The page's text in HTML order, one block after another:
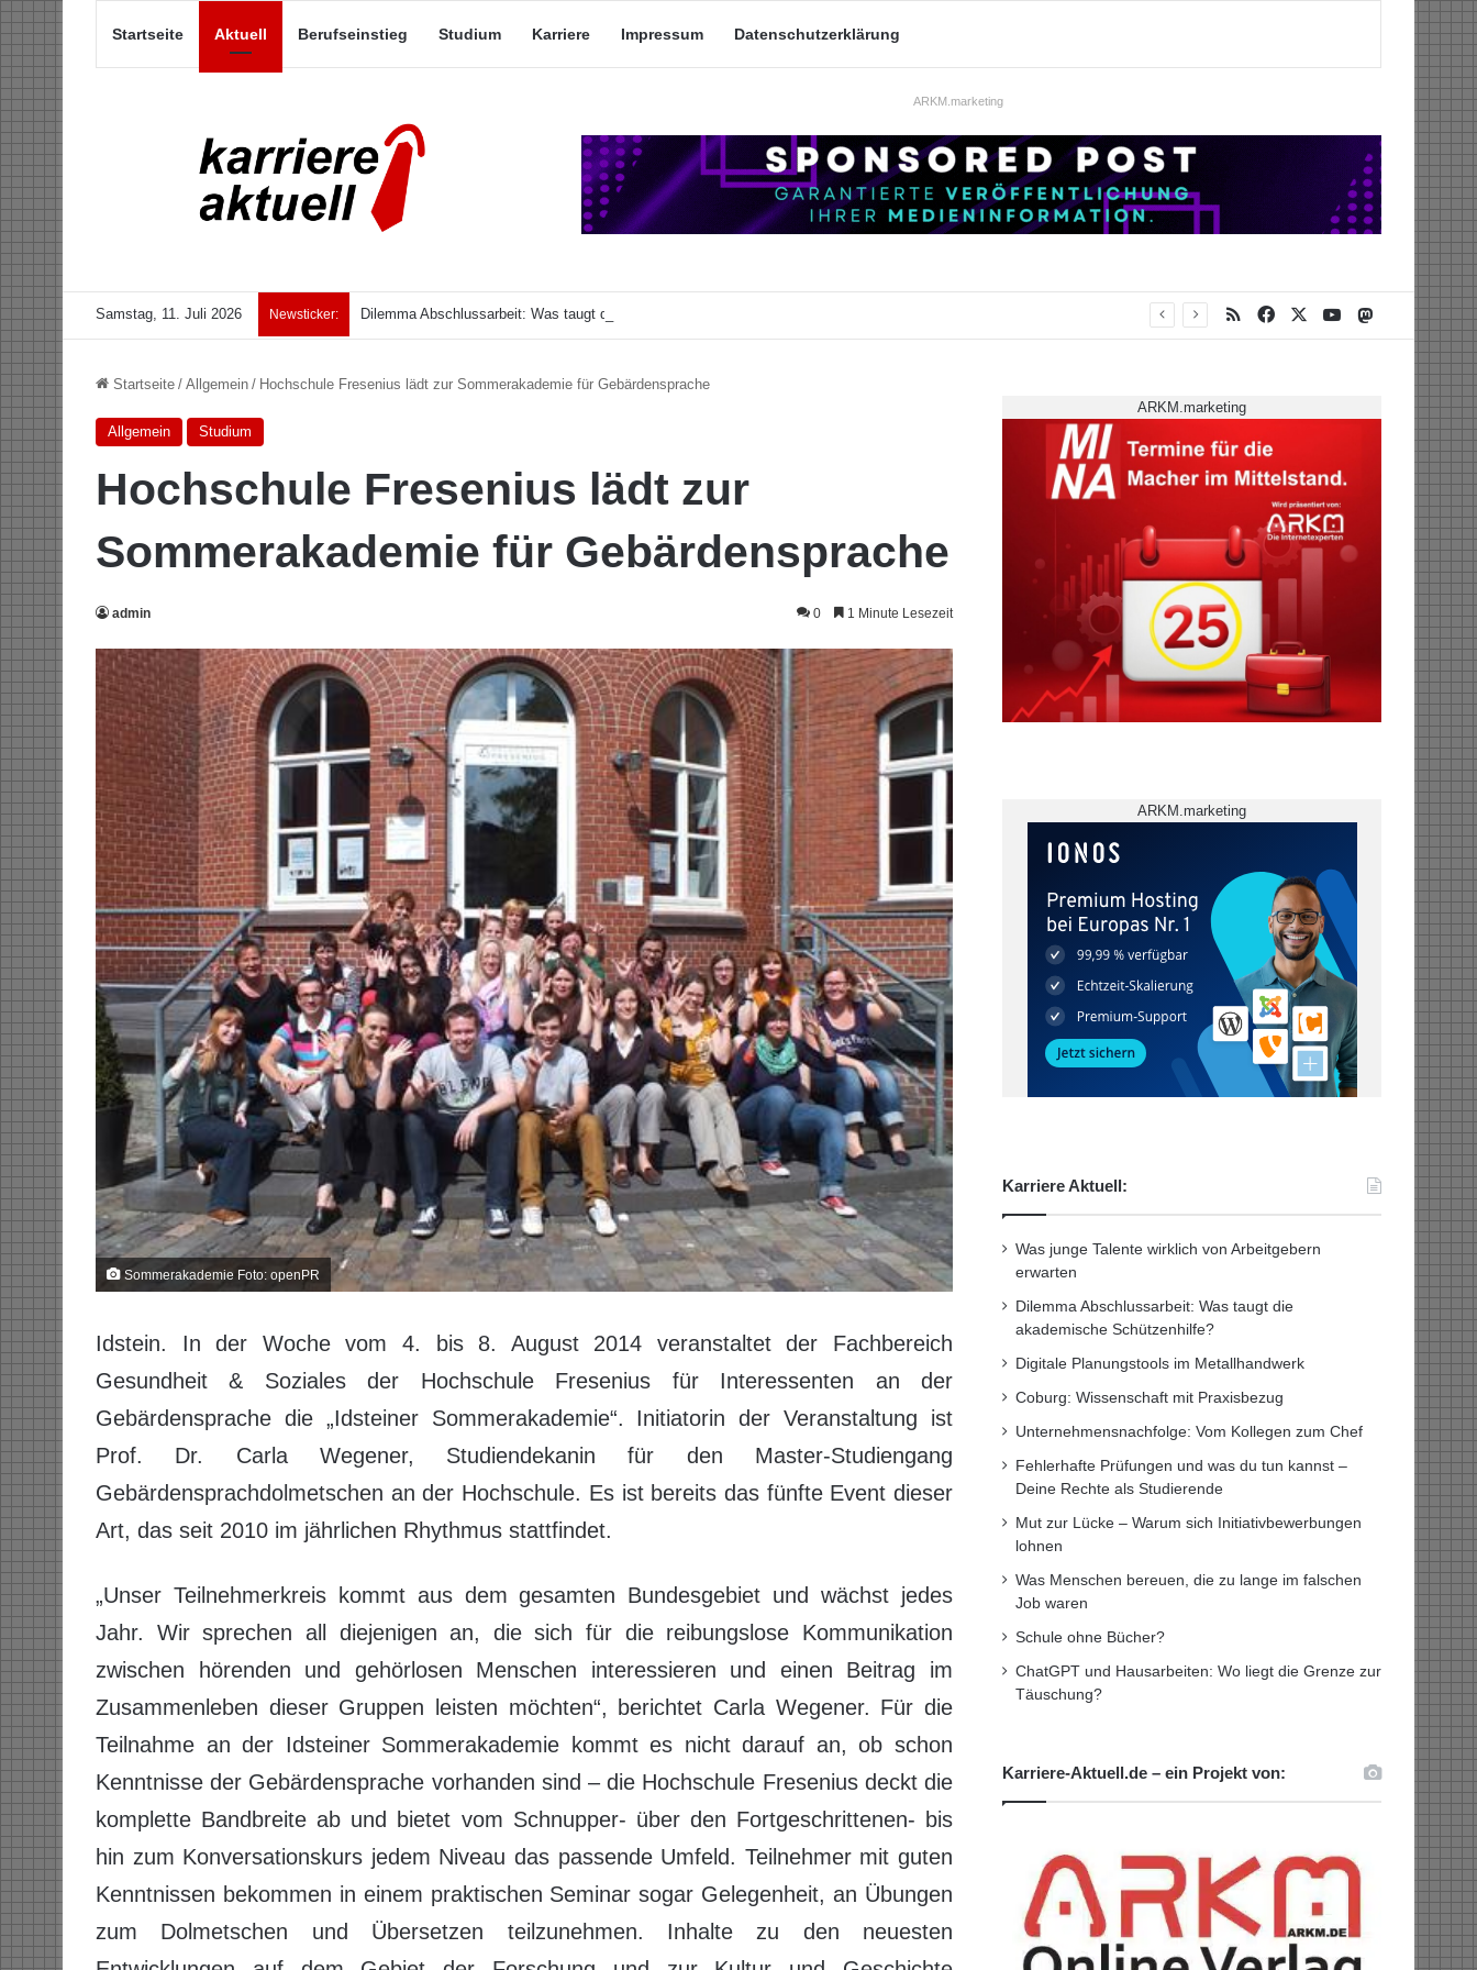
Startseite Aktuell Berufseinstieg Studium Karriere Impressum Datenschutzerklärung
ARKM.marketing
Samstag, 11. Juli 2026 Newsticker: Dilemma Abschlussarbeit: Was taugt die akademische Schützenhilfe? RSS Facebook YouTubeMastodon
Startseite / Allgemein / Hochschule Fresenius lädt zur Sommerakademie für Gebärdensprache
Allgemein Studium
Hochschule Fresenius lädt zur
Sommerakademie für Gebärdensprache
admin 0 1 Minute Lesezeit
Sommerakademie Foto: openPR
Idstein. In der Woche vom 4. bis 8. August 2014 veranstaltet der Fachbereich
Gesundheit & Soziales der Hochschule Fresenius für Interessenten an der
Gebärdensprache die „Idsteiner Sommerakademie“. Initiatorin der Veranstaltung ist
Prof. Dr. Carla Wegener, Studiendekanin für den Master-Studiengang
Gebärdensprachdolmetschen an der Hochschule. Es ist bereits das fünfte Event dieser
Art, das seit 2010 im jährlichen Rhythmus stattfindet.
„Unser Teilnehmerkreis kommt aus dem gesamten Bundesgebiet und wächst jedes
Jahr. Wir sprechen all diejenigen an, die sich für die reibungslose Kommunikation
zwischen hörenden und gehörlosen Menschen interessieren und einen Beitrag im
Zusammenleben dieser Gruppen leisten möchten“, berichtet Carla Wegener. Für die
Teilnahme an der Idsteiner Sommerakademie kommt es nicht darauf an, ob schon
Kenntnisse der Gebärdensprache vorhanden sind – die Hochschule Fresenius deckt die
komplette Bandbreite ab und bietet vom Schnupper- über den Fortgeschrittenen- bis
hin zum Konversationskurs jedem Niveau das passende Umfeld. Teilnehmer mit guten
Kenntnissen bekommen in einem praktischen Seminar sogar Gelegenheit, an Übungen
zum Dolmetschen und Übersetzen teilzunehmen. Inhalte zu den neuesten
ARKM.marketing
ARKM.marketing
Karriere Aktuell:
Was junge Talente wirklich von Arbeitgebern
erwarten
Dilemma Abschlussarbeit: Was taugt die
akademische Schützenhilfe?
Digitale Planungstools im Metallhandwerk
Coburg: Wissenschaft mit Praxisbezug
Unternehmensnachfolge: Vom Kollegen zum Chef
Fehlerhafte Prüfungen und was du tun kannst –
Deine Rechte als Studierende
Mut zur Lücke – Warum sich Initiativbewerbungen
lohnen
Was Menschen bereuen, die zu lange im falschen
Job waren
Schule ohne Bücher?
ChatGPT und Hausarbeiten: Wo liegt die Grenze zur
Täuschung?
Karriere-Aktuell.de – ein Projekt von: